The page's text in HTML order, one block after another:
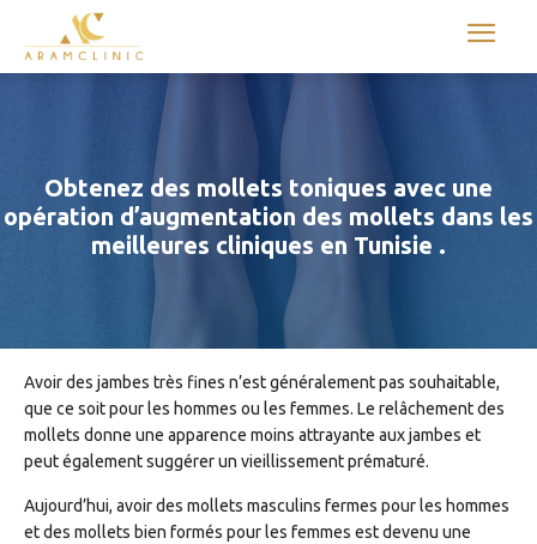
Aram international
Obtenez des mollets toniques avec une
opération d’augmentation des mollets dans les
meilleures cliniques en Tunisie .
Avoir des jambes très fines n’est généralement pas souhaitable,
que ce soit pour les hommes ou les femmes. Le relâchement des
mollets donne une apparence moins attrayante aux jambes et
peut également suggérer un vieillissement prématuré.
Aujourd’hui, avoir des mollets masculins fermes pour les hommes
et des mollets bien formés pour les femmes est devenu une